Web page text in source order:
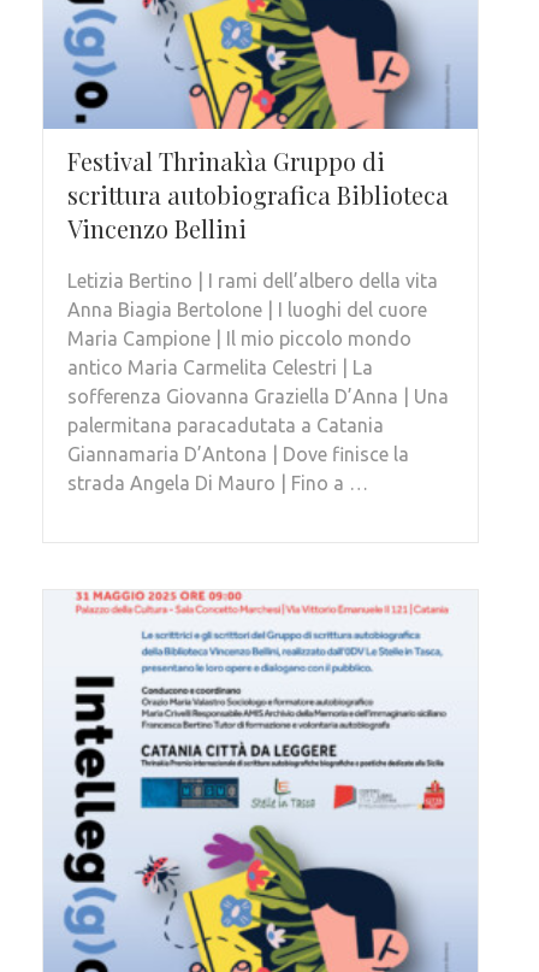
Festival Thrinakìa Gruppo di
scrittura autobiografica Biblioteca
Vincenzo Bellini
Letizia Bertino | I rami dell’albero della vita
Anna Biagia Bertolone | I luoghi del cuore
Maria Campione | Il mio piccolo mondo
antico Maria Carmelita Celestri | La
sofferenza Giovanna Graziella D’Anna | Una
palermitana paracadutata a Catania
Giannamaria D’Antona | Dove finisce la
strada Angela Di Mauro | Fino a …